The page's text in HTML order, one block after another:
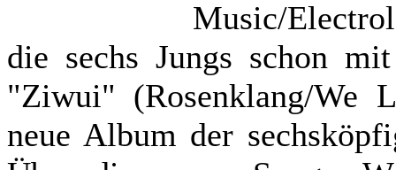
Music/
die sechs Jungs schon
"Ziwui" (Rosenklang/We
neue Album der